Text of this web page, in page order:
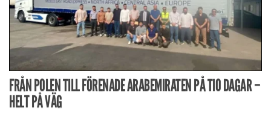
FRÅN POLEN TILL FÖRENADE ARABEMIRATEN PÅ TIO DAGAR –
HELT PÅ VÄG